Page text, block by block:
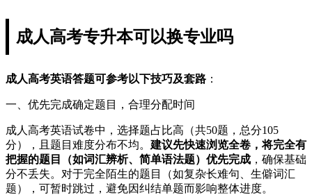
成人高考专升本可以换专业吗
成人高考英语答题可参考以下技巧及套路 ：
一、优先完成确定题目，合理分配时间
成人高考英语试卷中，选择题占比高（共50题，总分105
分），且题目难度分布不均。 建议先快速浏览全卷，将完全有
把握的题目（如词汇辨析、简单语法题）优先完成 ，确保基础
分不丢失。对于完全陌生的题目（如复杂长难句、生僻词汇
题），可暂时跳过，避免因纠结单题而影响整体进度。